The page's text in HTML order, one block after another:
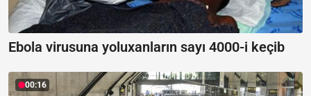
Ebola virusuna yoluxanların sayı 4000-i keçib
00:16